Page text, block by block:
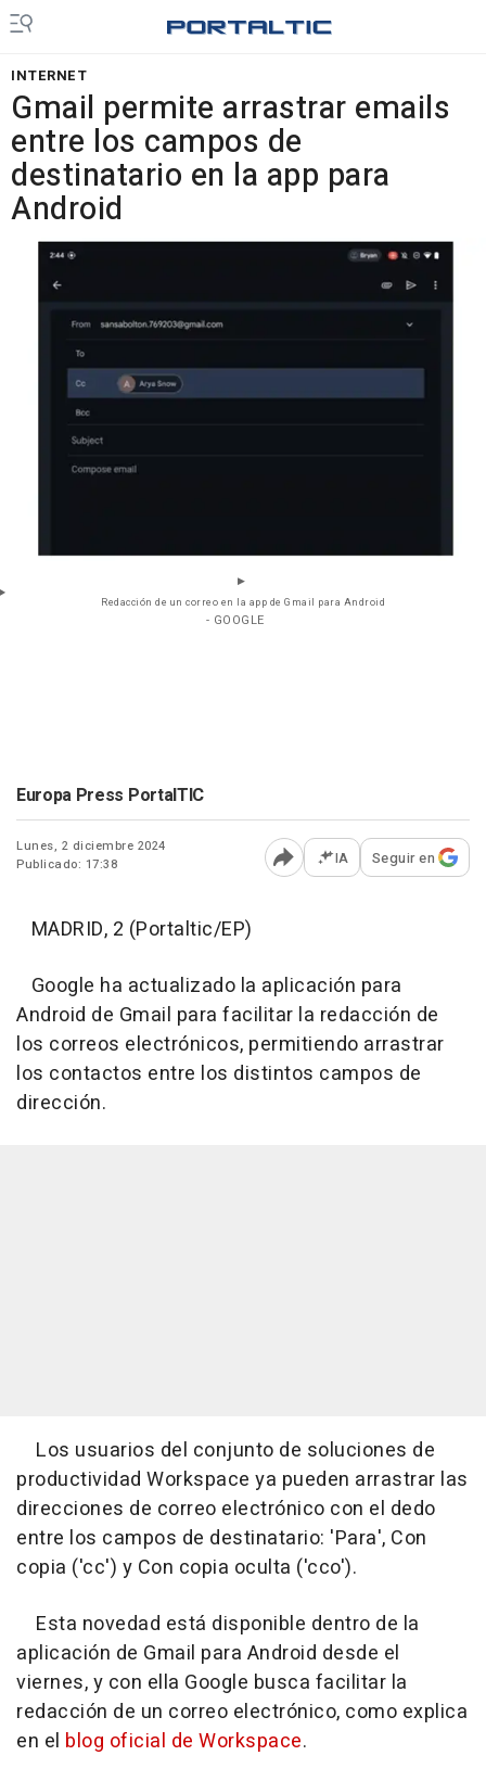
INTERNET
Gmail permite arrastrar emails
entre los campos de
destinatario en la app para
Android
Redacción de un correo en la app de Gmail para Android
- GOOGLE
Europa Press PortalTIC
Lunes, 2 diciembre 2024
Publicado: 17:38
Abrir opciones para
IA Seguir en
MADRID, 2 (Portaltic/EP)
Google ha actualizado la aplicación para
Android de Gmail para facilitar la redacción de
los correos electrónicos, permitiendo arrastrar
los contactos entre los distintos campos de
dirección.
Los usuarios del conjunto de soluciones de
productividad Workspace ya pueden arrastrar las
direcciones de correo electrónico con el dedo
entre los campos de destinatario: 'Para', Con
copia ('cc') y Con copia oculta ('cco').
Esta novedad está disponible dentro de la
aplicación de Gmail para Android desde el
viernes, y con ella Google busca facilitar la
redacción de un correo electrónico, como explica
en el blog oficial de Workspace.